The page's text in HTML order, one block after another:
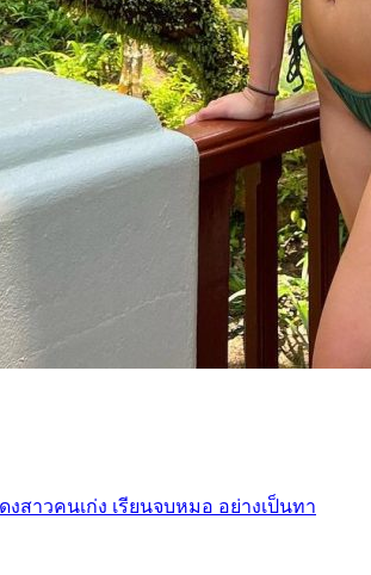
งสาวคนเก่ง เรียนจบหมอ อย่างเป็นทา